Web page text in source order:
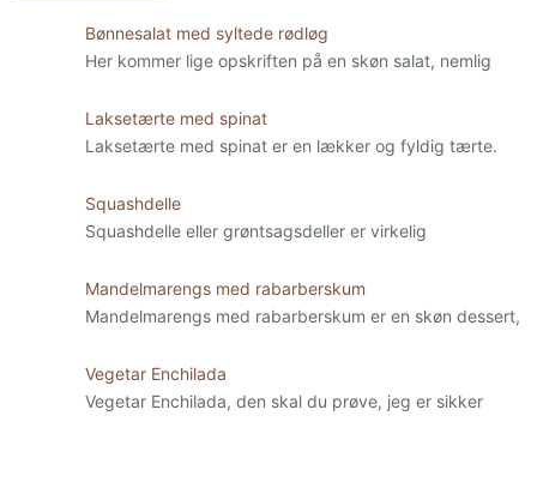
Bønnesalat med syltede rødløg
Her kommer lige opskriften på en skøn salat, nemlig
Laksetærte med spinat
Laksetærte med spinat er en lækker og fyldig tærte.
Squashdelle
Squashdelle eller grøntsagsdeller er virkelig
Mandelmarengs med rabarberskum
Mandelmarengs med rabarberskum er en skøn dessert,
Vegetar Enchilada
Vegetar Enchilada, den skal du prøve, jeg er sikker